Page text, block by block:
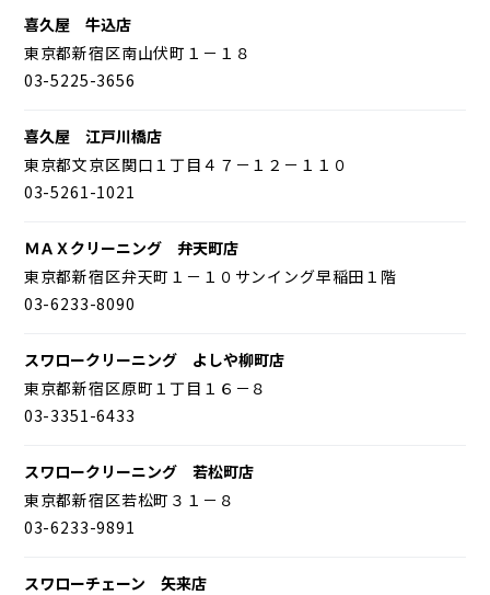
喜久屋 牛込店
東京都新宿区南山伏町１－１８
03-5225-3656
喜久屋 江戸川橋店
東京都文京区関口１丁目４７－１２－１１０
03-5261-1021
ＭＡＸクリーニング 弁天町店
東京都新宿区弁天町１－１０サンイング早稲田１階
03-6233-8090
スワロークリーニング よしや柳町店
東京都新宿区原町１丁目１６－８
03-3351-6433
スワロークリーニング 若松町店
東京都新宿区若松町３１－８
03-6233-9891
スワローチェーン 矢来店